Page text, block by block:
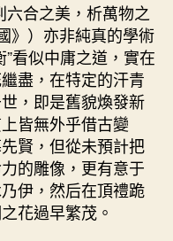
六合之美，析萬物之
》）亦非純真的學術
看似中庸之道，實在
盡，在特定的汗青
，即是舊貌煥發新
皆無外乎借古變
賢，但從未預計把
的雕像，更有意于
伊，然后在頂禮跪
花過早繁茂。